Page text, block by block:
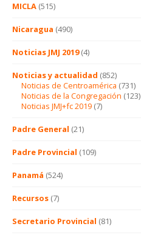
MICLA (515)
Nicaragua (490)
Noticias JMJ 2019(4)
Noticias y actualidad (852)
Noticias de Centroamérica (731)
Noticias de la Congregación (123)
Noticias JMJ+fc 2019 (7)
Padre General (21)
Padre Provincial (109)
Panamá (524)
Recursos (7)
Secretario Provincial (81)